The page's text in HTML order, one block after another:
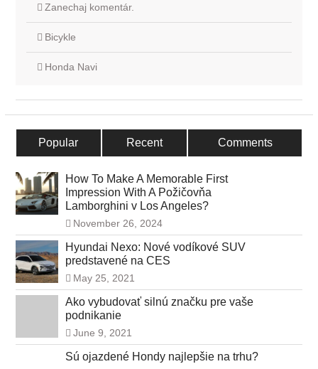
Zanechaj komentár.
Bicykle
Honda Navi
Popular Recent Comments
How To Make A Memorable First
Impression With A Požičovňa
Lamborghini v Los Angeles?
November 26, 2024
Hyundai Nexo: Nové vodíkové SUV
predstavené na CES
May 25, 2021
Ako vybudovať silnú značku pre vaše
podnikanie
June 9, 2021
Sú ojazdené Hondy najlepšie na trhu?